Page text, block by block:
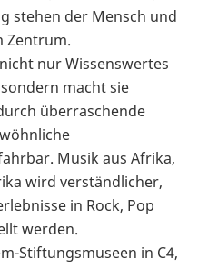
stehen der Mensch und
Zentrum.
nur Wissenswertes
macht sie
überraschende
Musik aus Afrika,
wird verständlicher,
in Rock, Pop
werden.
Stiftungsmuseen in C4,